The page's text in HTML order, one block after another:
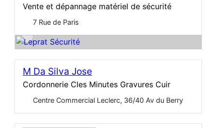
Vente et dépannage matériel de sécurité
7 Rue de Paris
M Da Silva Jose
Cordonnerie Cles Minutes Gravures Cuir
Centre Commercial Leclerc, 36/40 Av du Berry